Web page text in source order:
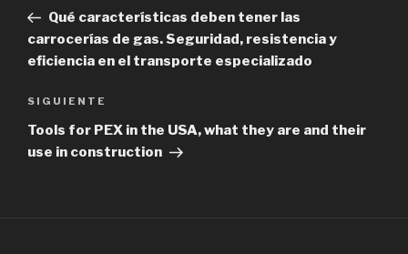
entradas
PostQué características deben tener las
carrocerías de gas. Seguridad, resistencia y
eficiencia en el transporte especializado
Next
Post
SIGUIENTE
Tools for PEX in the USA, what they are and their
use in construction